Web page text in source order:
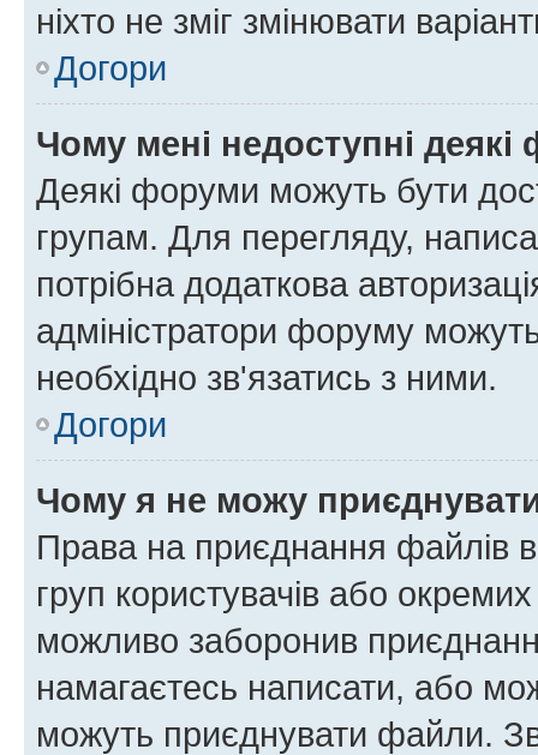
ніхто не зміг змінювати
Догори
Чому мені недоступні
Деякі форуми можуть бути
групам. Для перегляду,
потрібна додаткова
адміністратори форуму
необхідно зв'язатись з ними.
Догори
Чому я не можу
Права на приєднання файлів
груп користувачів або
можливо заборонив
намагаєтесь написати, або
можуть приєднувати файли.